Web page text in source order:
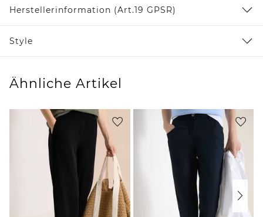
Herstellerinformation (Art.19 GPSR)
Style
Ähnliche Artikel